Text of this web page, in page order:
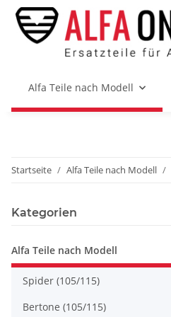
Alfa Teile nach Modell
Startseite Alfa Teile nach Modell
Kategorien
Alfa Teile nach Modell
Spider (105/115)
Bertone (105/115)